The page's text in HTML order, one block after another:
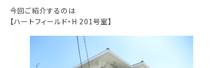
今回ご紹介するのは
【ハートフィールド・H 201号室】